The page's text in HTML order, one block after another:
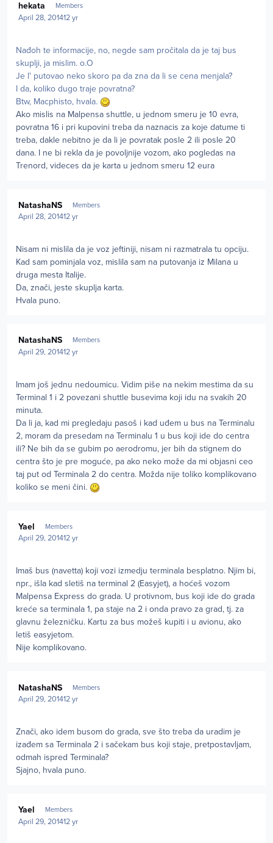
hekata Members
April 28, 201412 yr
Nađoh te informacije, no, negde sam pročitala da je taj bus
skuplji, ja mislim. o.O
Je l' putovao neko skoro pa da zna da li se cena menjala?
I da, koliko dugo traje povratna?
Btw, Macphisto, hvala.
Ako mislis na Malpensa shuttle, u jednom smeru je 10 evra,
povratna 16 i pri kupovini treba da naznacis za koje datume ti
treba, dakle nebitno je da li je povratak posle 2 ili posle 20
dana. I ne bi rekla da je povoljnije vozom, ako pogledas na
Trenord, videces da je karta u jednom smeru 12 eura
NatashaNS Members
April 28, 201412 yr
Nisam ni mislila da je voz jeftiniji, nisam ni razmatrala tu opciju.
Kad sam pominjala voz, mislila sam na putovanja iz Milana u
druga mesta Italije.
Da, znači, jeste skuplja karta.
Hvala puno.
NatashaNS Members
April 29, 201412 yr
Imam još jednu nedoumicu. Vidim piše na nekim mestima da su
Terminal 1 i 2 povezani shuttle busevima koji idu na svakih 20
minuta.
Da li ja, kad mi pregledaju pasoš i kad uđem u bus na Terminalu
2, moram da presedam na Terminalu 1 u bus koji ide do centra
ili? Ne bih da se gubim po aerodromu, jer bih da stignem do
centra što je pre moguće, pa ako neko može da mi objasni ceo
taj put od Terminala 2 do centra. Možda nije toliko komplikovano
koliko se meni čini.
Yael Members
April 29, 201412 yr
Imaš bus (navetta) koji vozi izmedju terminala besplatno. Njim bi,
npr., išla kad sletiš na terminal 2 (Easyjet), a hoćeš vozom
Malpensa Express do grada. U protivnom, bus koji ide do grada
kreće sa terminala 1, pa staje na 2 i onda pravo za grad, tj. za
glavnu železničku. Kartu za bus možeš kupiti i u avionu, ako
letiš easyjetom.
Nije komplikovano.
NatashaNS Members
April 29, 201412 yr
Znači, ako idem busom do grada, sve što treba da uradim je
izađem sa Terminala 2 i sačekam bus koji staje, pretpostavljam,
odmah ispred Terminala?
Sjajno, hvala puno.
Yael Members
April 29, 201412 yr